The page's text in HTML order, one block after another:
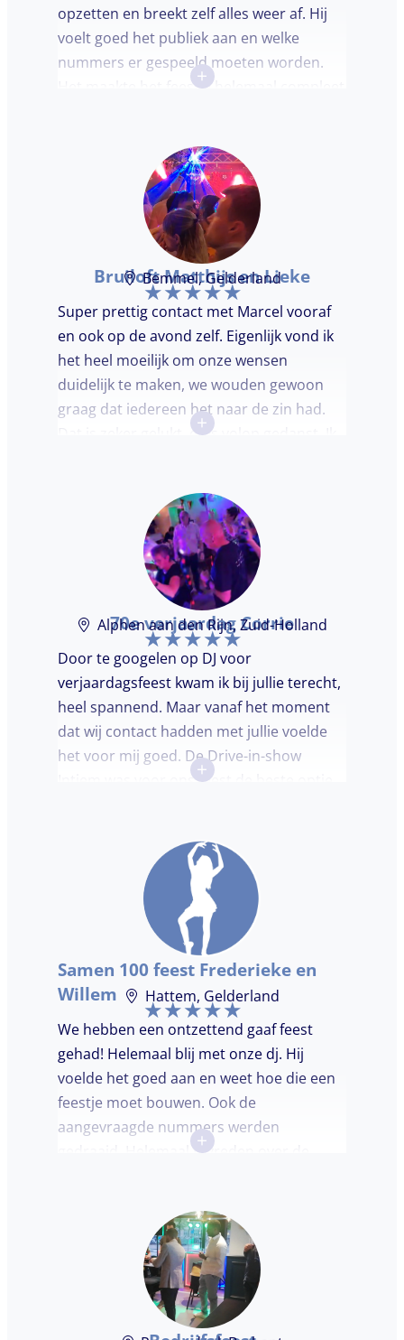
opzetten en breekt zelf alles weer af. Hij
voelt goed het publiek aan en welke
nummers er gespeeld moeten worden.
Het maakte het feestje helemaal compleet
+
Bruiloft Matthijs en Lieke
Bemmel, Gelderland
Super prettig contact met Marcel vooraf
en ook op de avond zelf. Eigenlijk vond ik
het heel moeilijk om onze wensen
duidelijk te maken, we wouden gewoon
graag dat iedereen het naar de zin had.
Dat is zeker gelukt, er is volop gedanst. Ik
avondje gehad en zou DJ huren zeker
+
70e verjaardag Corrie
Alphen aan den Rijn, Zuid-Holland
Door te googelen op DJ voor
verjaardagsfeest kwam ik bij jullie terecht,
heel spannend. Maar vanaf het moment
dat wij contact hadden met jullie voelde
het voor mij goed. De Drive-in-show
Intiem was voor ons feest de beste optie
je geld. De gasten vroegen zich af waar ik
jullie gevonden had. Wij hebben een
onvergetelijke avond gehad. Dankjulliewel.
+
Samen 100 feest Frederieke en
Willem
Hattem, Gelderland
We hebben een ontzettend gaaf feest
gehad! Helemaal blij met onze dj. Hij
voelde het goed aan en weet hoe die een
feestje moet bouwen. Ook de
aangevraagde nummers werden
gedraaid. Helemaal tevreden over de
+